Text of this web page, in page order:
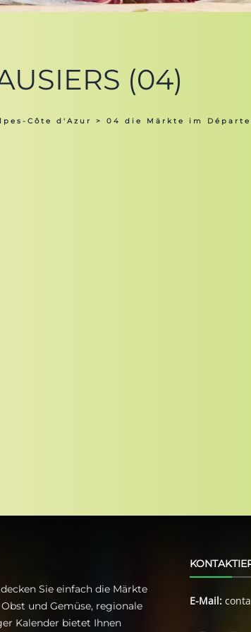
(04)
Côte d'Azur > 04 die Märkte im
Sie einfach die Märkte
und Gemüse, regionale
Kalender bietet Ihnen
E-Mail: